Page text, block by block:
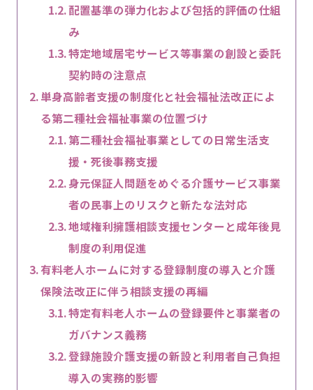
配置基準の弾力化および包括的評価の仕組
み
特定地域居宅サービス等事業の創設と委託
契約時の注意点
単身高齢者支援の制度化と社会福祉法改正によ
る第二種社会福祉事業の位置づけ
第二種社会福祉事業としての日常生活支
援・死後事務支援
身元保証人問題をめぐる介護サービス事業
者の民事上のリスクと新たな法対応
地域権利擁護相談支援センターと成年後見
制度の利用促進
有料老人ホームに対する登録制度の導入と介護
保険法改正に伴う相談支援の再編
特定有料老人ホームの登録要件と事業者の
ガバナンス義務
登録施設介護支援の新設と利用者自己負担
導入の実務的影響